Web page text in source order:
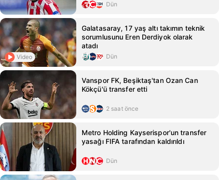
Dün
Video
Galatasaray, 17 yaş altı takımın teknik
sorumlusunu Eren Derdiyok olarak
atadı
Dün
Vanspor FK, Beşiktaş'tan Ozan Can
Kökçü'ü transfer etti
2 saat önce
Metro Holding Kayserispor'un transfer
yasağı FIFA tarafından kaldırıldı
Dün